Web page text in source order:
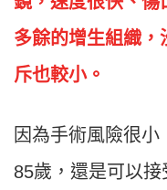
多餘的增生組織，
斥也較小。
因為手術風險很
85歲，還是可以接